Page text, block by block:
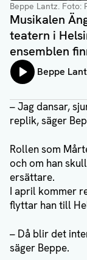
Beppe Lantz. Foto:
Musikalen
teatern i
ensemblen
Lyssna på:
Beppe
– Jag dansar,
replik, säger
Rollen som
och om han
ersättare.
I april kommer
flyttar han till
– Då blir det
säger Beppe.